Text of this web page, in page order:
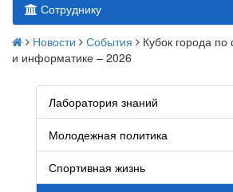
Сотруднику
Новости События
Кубок города
и информатике – 2026
Лаборатория знаний
Молодежная политика
Спортивная жизнь